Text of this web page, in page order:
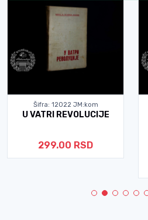
Šifra: 12022 JM:kom
U VATRI REVOLUCIJE
299.00 RSD